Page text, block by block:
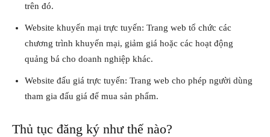
trên đó.
Website khuyến mại trực tuyến: Trang web tổ chức các
chương trình khuyến mại, giảm giá hoặc các hoạt động
quảng bá cho doanh nghiệp khác.
Website đấu giá trực tuyến: Trang web cho phép người dùng
tham gia đấu giá để mua sản phẩm.
Thủ tục đăng ký như thế nào?